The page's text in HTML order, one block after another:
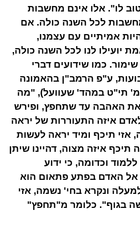
לו". אלו אינם מחשבות
לכל השנה כולה. אם
אמיתיים עם עצמנו,
יועילו לנו לכל השנה כולה,
שימור. כמו שידועים דברי
ע"פ הרמב"ן בהאמונה
תי"ט במהד' שעוועל), "מה
את האהבה עד שתחפץ, ופירש
איזה התעוררות של יראה
אזי תיכף ומיד יראה לעשות
תיכף איזה מצוה, דהיינו שיתן
וכדומה, כי ידוע
האדם בפתע פתאום הוא
ונקרא בחי' נשמה, אזי
בגוף". כלומר מ"תחפץ"